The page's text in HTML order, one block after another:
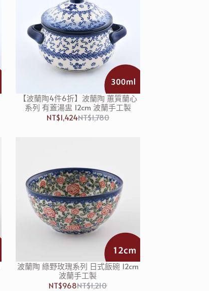
【波蘭陶4件6折】波蘭陶 蕙質蘭心
系列 有蓋湯盅 12cm 波蘭手工製
NT$1,424NT$1,780
波蘭陶 綠野玫瑰系列 日式飯碗 12cm
波蘭手工製
NT$968NT$1,210